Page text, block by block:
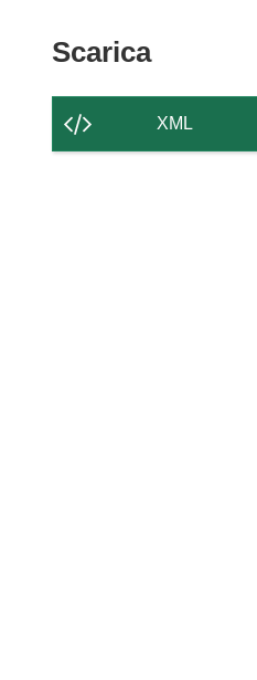
ScaricaScarica
contenuto
della
XML